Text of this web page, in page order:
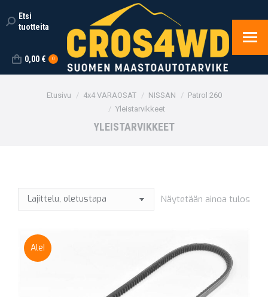
Search:
Etsi
tuotteita
0,00 € 0
You are here:
Etusivu 4x4 VARAOSAT NISSAN
Patrol 260
Yleistarvikkeet
YLEISTARVIKKEET
Näytetään ainoa tulos
Ale!